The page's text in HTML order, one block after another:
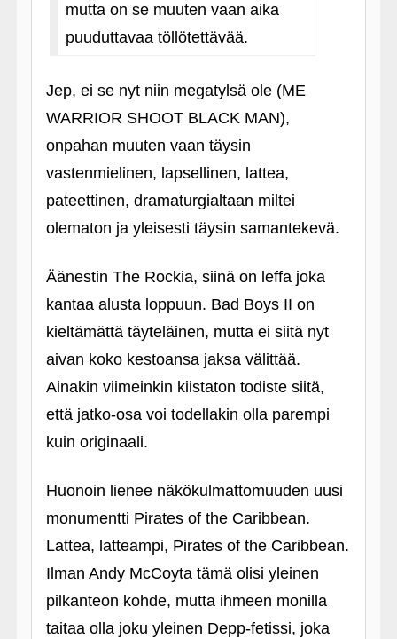
mutta on se muuten vaan aika
puuduttavaa töllötettävää.
Jep, ei se nyt niin megatylsä ole (ME
WARRIOR SHOOT BLACK MAN),
onpahan muuten vaan täysin
vastenmielinen, lapsellinen, lattea,
pateettinen, dramaturgialtaan miltei
olematon ja yleisesti täysin samantekevä.
Äänestin The Rockia, siinä on leffa joka
kantaa alusta loppuun. Bad Boys II on
kieltämättä täyteläinen, mutta ei siitä nyt
aivan koko kestoansa jaksa välittää.
Ainakin viimeinkin kiistaton todiste siitä,
että jatko-osa voi todellakin olla parempi
kuin originaali.
Huonoin lienee näkökulmattomuuden uusi
monumentti Pirates of the Caribbean.
Lattea, latteampi, Pirates of the Caribbean.
Ilman Andy McCoyta tämä olisi yleinen
pilkanteon kohde, mutta ihmeen monilla
taitaa olla joku yleinen Depp-fetissi, joka